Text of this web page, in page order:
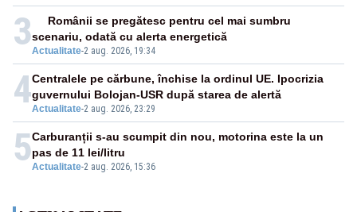
3Actualitate-2 aug. 2026, 19:34
Românii se pregătesc pentru cel mai sumbru
scenariu, odată cu alerta energetică
4Actualitate-2 aug. 2026, 23:29
Centralele pe cărbune, închise la ordinul UE. Ipocrizia
guvernului Bolojan-USR după starea de alertă
5Actualitate-2 aug. 2026, 15:36
Carburanții s-au scumpit din nou, motorina este la un
pas de 11 lei/litru